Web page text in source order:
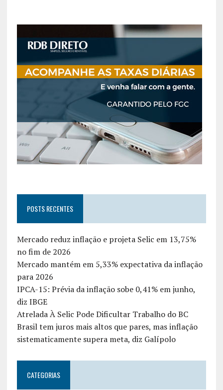
POSTS RECENTES
Mercado reduz inflação e projeta Selic em 13,75%
no fim de 2026
Mercado mantém em 5,33% expectativa da inflação
para 2026
IPCA-15: Prévia da inflação sobe 0,41% em junho,
diz IBGE
Atrelada À Selic Pode Dificultar Trabalho do BC
Brasil tem juros mais altos que pares, mas inflação
sistematicamente supera meta, diz Galípolo
CATEGORIAS